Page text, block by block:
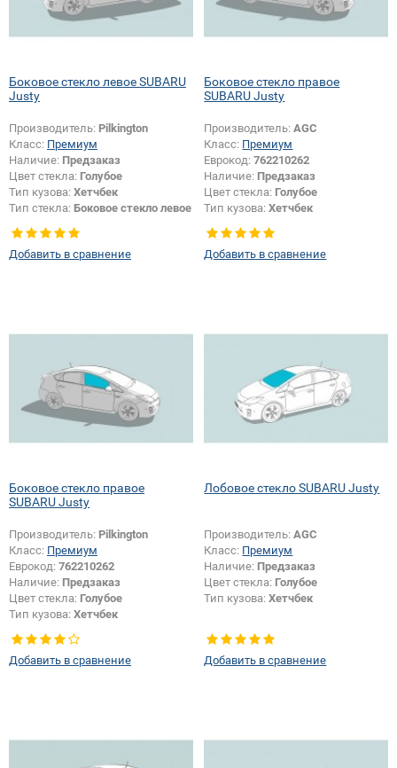
Боковое стекло левое SUBARU
Justy
Производитель: Pilkington
Класс: Премиум
Наличие: Предзаказ
Цвет стекла: Голубое
Тип кузова: Хетчбек
Тип стекла: Боковое стекло левое
Добавить в сравнение
Боковое стекло правое
SUBARU Justy
Производитель:AGC
Класс: Премиум
Еврокод:762210262
Наличие: Предзаказ
Цвет стекла: Голубое
Тип кузова:Хетчбек
Тип стекла:Боковое стекло
правое
Добавить в сравнение
Боковое стекло правое
SUBARU Justy
Производитель: Pilkington
Класс: Премиум
Еврокод: 762210262
Наличие: Предзаказ
Цвет стекла: Голубое
Тип кузова: Хетчбек
правое
Добавить в сравнение
Лобовое стекло SUBARU Justy
Производитель:AGC
Класс: Премиум
Наличие: Предзаказ
Цвет стекла: Голубое
Тип кузова:Хетчбек
Добавить в сравнение